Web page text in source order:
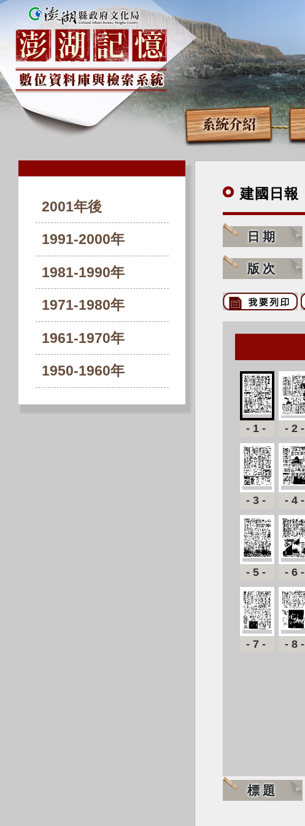
系統介紹
2001年後
1991-2000年
1981-1990年
1971-1980年
1961-1970年
1950-1960年
建國 日報
日期
版次
-1- -2-
-3- -4-
-5- -6-
-7- -8-
標題